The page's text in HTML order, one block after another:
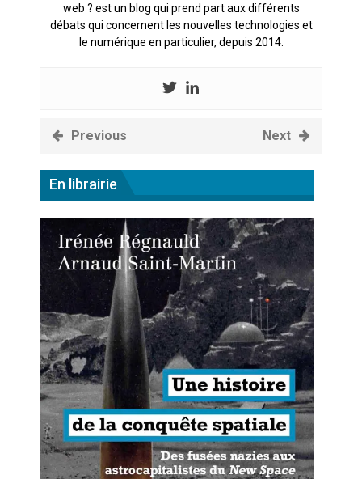
Technostress et IA générative :
le remplacement n’est pas le
cœur du problème
web ? est un blog qui prend part aux différents
débats qui concernent les nouvelles technologies et
le numérique en particulier, depuis 2014.
Previous Next
En librairie